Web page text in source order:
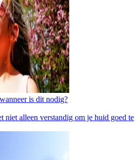
is dit nodig?
niet alleen verstandig om je huid goed te